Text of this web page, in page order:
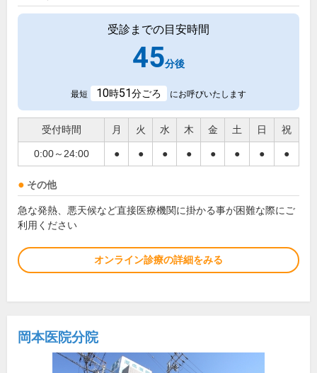
受診までの目安時間
45分後
最短 10時51分ごろ にお呼びいたします
受付時間 月 火 水 木 金 土 日 祝
0:00～24:00 ● ● ● ● ● ● ● ●
その他
急な発熱、悪天候など直接医療機関に掛かる事が困難な際にご
利用ください
オンライン診療の詳細をみる
岡本医院分院